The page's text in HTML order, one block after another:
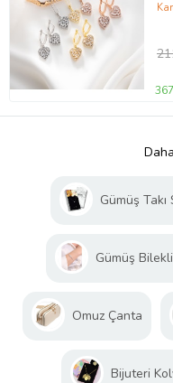
Gümüş Takı
Gümüş
Omuz Çanta
Bijuteri